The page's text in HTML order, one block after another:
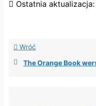
Ostatnia aktualizacja:
Wróć
The Orange Book